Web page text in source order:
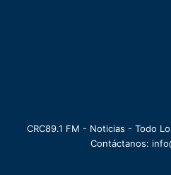
CRC89.1 FM - Noticias - Todo
Contáctanos: